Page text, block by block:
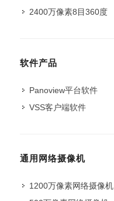
2400万像素8目360度
软件产品
Panoview平台软件
VSS客户端软件
通用网络摄像机
1200万像素网络摄像机